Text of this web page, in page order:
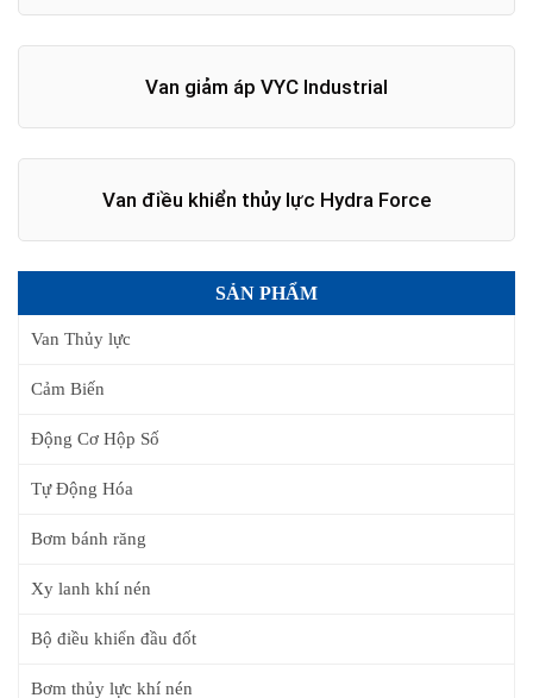
Van giảm áp VYC Industrial
Van điều khiển thủy lực Hydra Force
SẢN PHẨM
Van Thủy lực
Cảm Biến
Động Cơ Hộp Số
Tự Động Hóa
Bơm bánh răng
Xy lanh khí nén
Bộ điều khiển đầu đốt
Bơm thủy lực khí nén